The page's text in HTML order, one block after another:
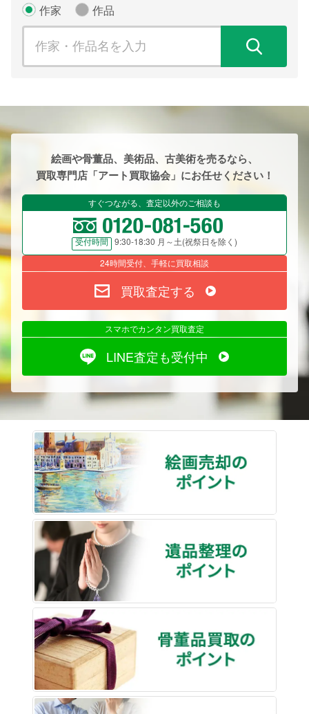
作家 作品
絵画や骨董品、美術品、古美術を売るなら、
買取専門店「アート買取協会」にお任せください！
すぐつながる、査定以外のご相談も
受付時間
9:30-18:30 月～土(祝祭日を除く)
24時間受付、手軽に買取相談
買取査定する
スマホでカンタン買取査定
LINE査定も受付中